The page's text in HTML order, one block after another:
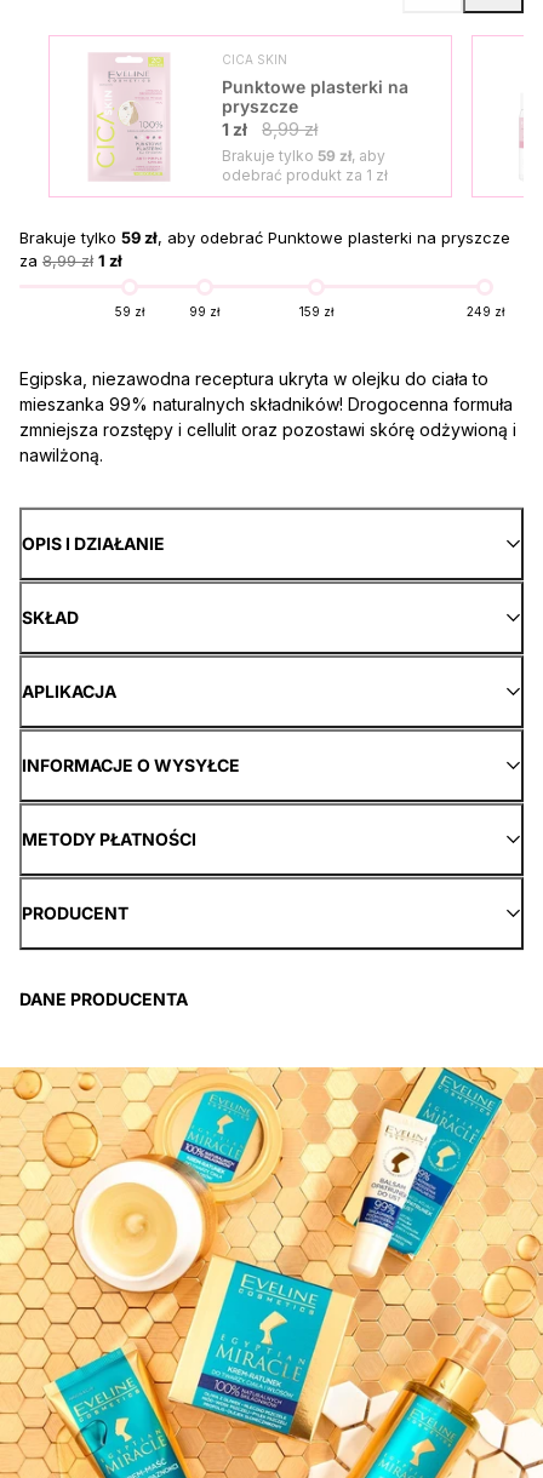
CICA SKIN
Punktowe plasterki na
pryszcze
1 zł
8,99 zł
Brakuje tylko 59 zł, aby
odebrać produkt za 1 zł
Brakuje tylko 59 zł, aby odebrać Punktowe plasterki na pryszcze
za 8,99 zł 1 zł
59 zł 99 zł 159 zł 249 zł
Egipska, niezawodna receptura ukryta w olejku do ciała to
mieszanka 99% naturalnych składników! Drogocenna formuła
zmniejsza rozstępy i cellulit oraz pozostawi skórę odżywioną i
nawilżoną.
OPIS I DZIAŁANIE
SKŁAD
APLIKACJA
INFORMACJE O WYSYŁCE
METODY PŁATNOŚCI
PRODUCENT
DANE PRODUCENTA